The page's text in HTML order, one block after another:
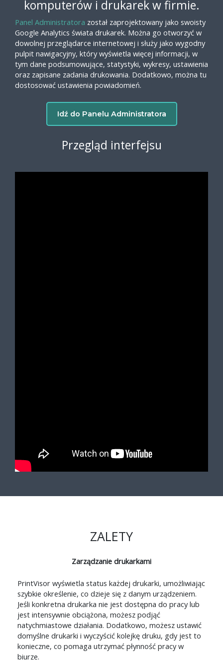
komputerów i drukarek w firmie.
Panel Administratora został zaprojektowany jako swoisty
Google Analytics świata drukarek. Można go otworzyć w
dowolnej przeglądarce internetowej i służy jako wygodny
pulpit nawigacyjny, który wyświetla więcej informacji, w
tym dane podsumowujące, statystyki, wykresy, ustawienia
oraz zapisane zadania drukowania. Dodatkowo, można tu
dostosować ustawienia powiadomień.
Idź do Panelu Administratora
Przegląd interfejsu
ZALETY
Zarządzanie drukarkami
PrintVisor wyświetla status każdej drukarki, umożliwiając
szybkie określenie, co dzieje się z danym urządzeniem.
Jeśli konkretna drukarka nie jest dostępna do pracy lub
jest intensywnie obciążona, możesz podjąć
natychmiastowe działania. Dodatkowo, możesz ustawić
domyślne drukarki i wyczyścić kolejkę druku, gdy jest to
konieczne, co pomaga utrzymać płynność pracy w
biurze.